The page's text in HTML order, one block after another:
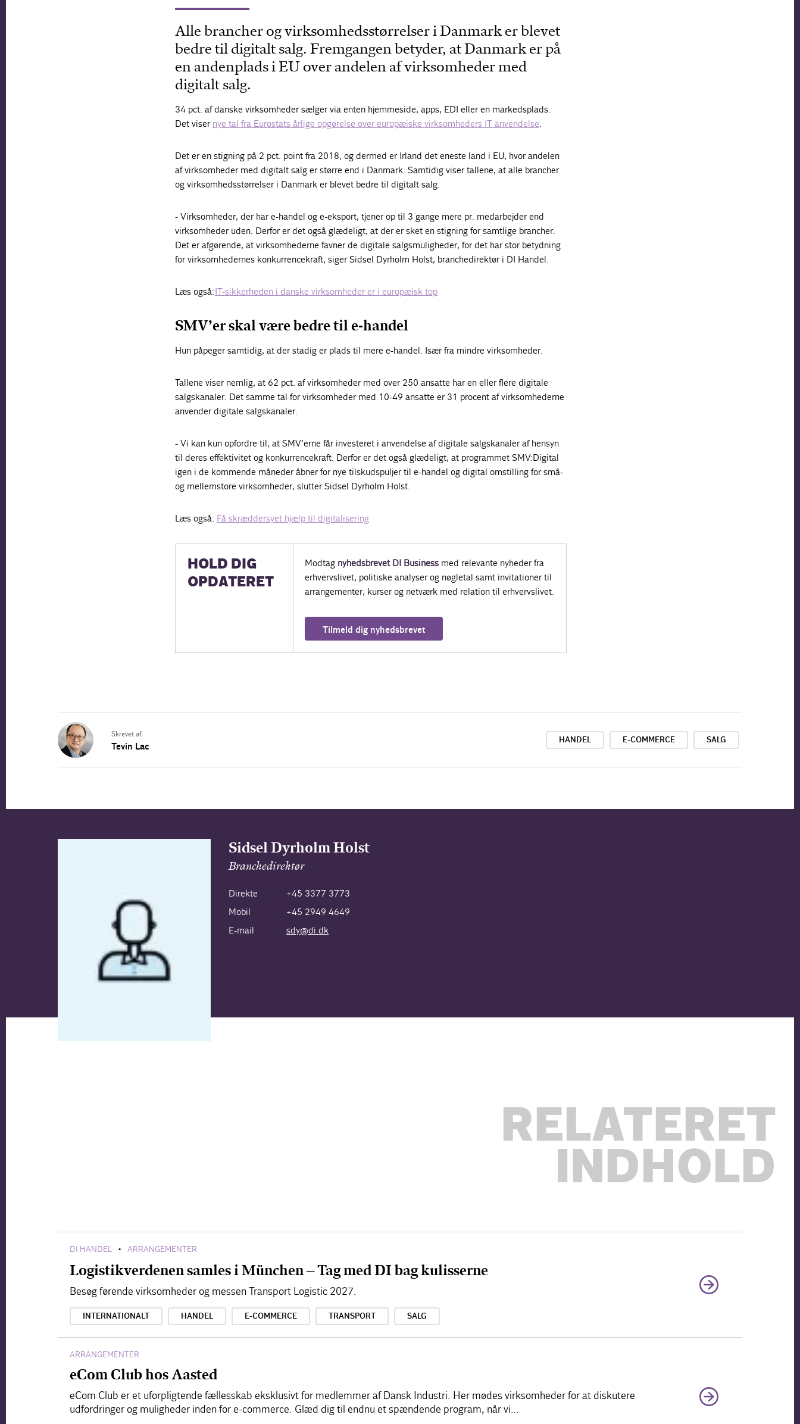
Alle brancher og virksomhedsstørrelser i Danmark er blevet
bedre til digitalt salg. Fremgangen betyder, at Danmark er på
en andenplads i EU over andelen af virksomheder med
digitalt salg.
34 pct. af danske virksomheder sælger via enten hjemmeside, apps, EDI eller en markedsplads.
Det viser nye tal fra Eurostats årlige opgørelse over europæiske virksomheders IT anvendelse.
Det er en stigning på 2 pct. point fra 2018, og dermed er Irland det eneste land i EU, hvor andelen
af virksomheder med digitalt salg er større end i Danmark. Samtidig viser tallene, at alle brancher
og virksomhedsstørrelser i Danmark er blevet bedre til digitalt salg.
- Virksomheder, der har e-handel og e-eksport, tjener op til 3 gange mere pr. medarbejder end
virksomheder uden. Derfor er det også glædeligt, at der er sket en stigning for samtlige brancher.
Det er afgørende, at virksomhederne favner de digitale salgsmuligheder, for det har stor betydning
for virksomhedernes konkurrencekraft, siger Sidsel Dyrholm Holst, branchedirektør i DI Handel.
Læs også:IT-sikkerheden i danske virksomheder er i europæisk top
SMV’er skal være bedre til e-handel
Hun påpeger samtidig, at der stadig er plads til mere e-handel. Især fra mindre virksomheder.
Tallene viser nemlig, at 62 pct. af virksomheder med over 250 ansatte har en eller flere digitale
salgskanaler. Det samme tal for virksomheder med 10-49 ansatte er 31 procent af virksomhederne
anvender digitale salgskanaler.
- Vi kan kun opfordre til, at SMV’erne får investeret i anvendelse af digitale salgskanaler af hensyn
til deres effektivitet og konkurrencekraft. Derfor er det også glædeligt, at programmet SMV:Digital
igen i de kommende måneder åbner for nye tilskudspuljer til e-handel og digital omstilling for små-
og mellemstore virksomheder, slutter Sidsel Dyrholm Holst.
Læs også: Få skræddersyet hjælp til digitalisering
HOLD DIG
OPDATERET
Modtag nyhedsbrevet DI Businessmed relevante nyheder fra
erhvervslivet, politiske analyser og nøgletal samt invitationer til
arrangementer, kurser og netværk med relation til erhvervslivet.
Tilmeld dig nyhedsbrevet
Skrevet af:
Tevin Lac
HANDEL E-COMMERCE SALG
Sidsel Dyrholm Holst
Branchedirektør
Direkte
+45 3377 3773
Mobil
+45 2949 4649
E-mail
sdy@di.dk
RELATERET
INDHOLD
DI HANDEL • ARRANGEMENTER
Logistikverdenen samles i München – Tag med DI bag kulisserne
Besøg førende virksomheder og messen Transport Logistic 2027.
INTERNATIONALT HANDEL E-COMMERCE TRANSPORT SALG
ARRANGEMENTER
eCom Club hos Aasted
eCom Club er et uforpligtende fællesskab eksklusivt for medlemmer af Dansk Industri. Her mødes virksomheder for at diskutere
udfordringer og muligheder inden for e-commerce. Glæd dig til endnu et spændende program, når vi…